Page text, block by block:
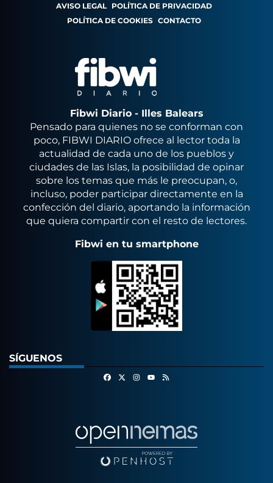
AVISO LEGAL POLÍTICA DE PRIVACIDAD
POLÍTICA DE COOKIES CONTACTO
Fibwi Diario - Illes Balears
Pensado para quienes no se conforman con
poco, FIBWI DIARIO ofrece al lector toda la
actualidad de cada uno de los pueblos y
ciudades de las Islas, la posibilidad de opinar
sobre los temas que más le preocupan, o,
incluso, poder participar directamente en la
confección del diario, aportando la información
que quiera compartir con el resto de lectores.
Fibwi en tu smartphone
SÍGUENOS
FacebookInstagram